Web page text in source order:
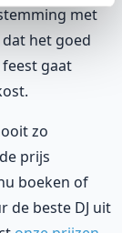
met
het goed
gaat
zo
prijs
boeken of
de beste DJ uit